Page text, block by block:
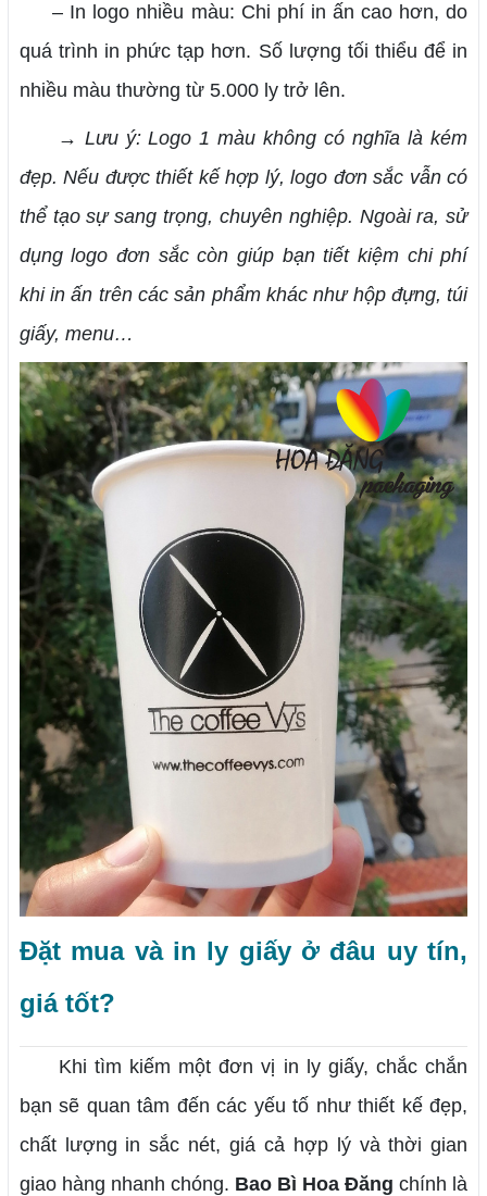
– In logo nhiều màu: Chi phí in ấn cao hơn, do
quá trình in phức tạp hơn. Số lượng tối thiểu để in
nhiều màu thường từ 5.000 ly trở lên.
→ Lưu ý: Logo 1 màu không có nghĩa là kém
đẹp. Nếu được thiết kế hợp lý, logo đơn sắc vẫn có
thể tạo sự sang trọng, chuyên nghiệp. Ngoài ra, sử
dụng logo đơn sắc còn giúp bạn tiết kiệm chi phí
khi in ấn trên các sản phẩm khác như hộp đựng, túi
giấy, menu…
Đặt mua và in ly giấy ở đâu uy tín,
giá tốt?
Khi tìm kiếm một đơn vị in ly giấy, chắc chắn
bạn sẽ quan tâm đến các yếu tố như thiết kế đẹp,
chất lượng in sắc nét, giá cả hợp lý và thời gian
giao hàng nhanh chóng. Bao Bì Hoa Đăng chính là